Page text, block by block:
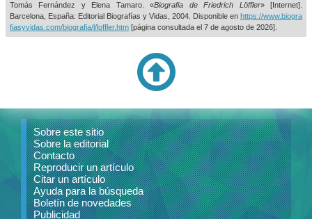
Tomás Fernández y Elena Tamaro. «Biografia de Friedrich Löffler» [Internet].
Barcelona, España: Editorial Biografías y Vidas, 2004. Disponible en https://www.biogra
fiasyvidas.com/biografia/l/loffler.htm [página consultada el 7 de agosto de 2026].
Sobre este sitio
Sobre la editorial
Contacto
Reproducir un artículo
Citar un artículo
Ayuda para la búsqueda
Boletín de novedades
Publicidad